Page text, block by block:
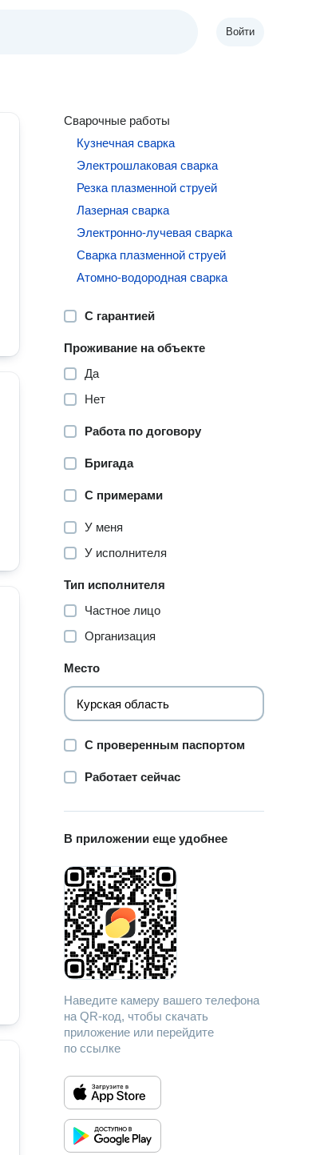
Войти
Сварочные работы
Кузнечная сварка
Электрошлаковая сварка
Резка плазменной струей
Лазерная сварка
Электронно-лучевая сварка
Сварка плазменной струей
Атомно-водородная сварка
С гарантией
Проживание на объекте
Да
Нет
Работа по договору
Бригада
С примерами
У меня
У исполнителя
Тип исполнителя
Частное лицо
Организация
Место
С проверенным паспортом
Работает сейчас
В приложении еще удобнее
Наведите камеру вашего телефона
на QR-код, чтобы скачать
приложение или перейдите
по ссылке